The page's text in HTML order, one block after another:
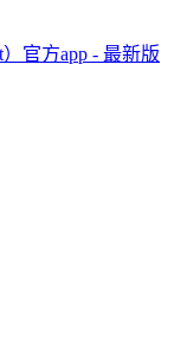
官方app - 最新版